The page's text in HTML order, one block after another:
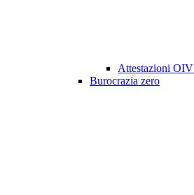
Attestazioni OIV
Burocrazia zero